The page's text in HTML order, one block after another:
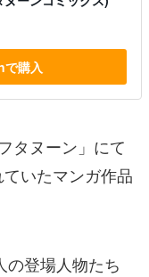
購入
タヌーン」にて
いたマンガ作品
の登場人物たち